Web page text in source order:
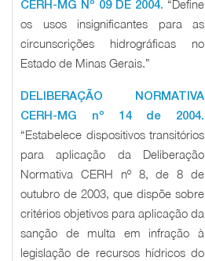
CERH-MG Nº 09 DE 2004. “Define
os usos insignificantes para as
circunscrições hidrográficas no
Estado de Minas Gerais.”
DELIBERAÇÃO NORMATIVA
CERH-MG nº 14 de 2004.
“Estabelece dispositivos transitórios
para aplicação da Deliberação
Normativa CERH nº 8, de 8 de
outubro de 2003, que dispõe sobre
critérios objetivos para aplicação da
sanção de multa em infração à
legislação de recursos hídricos do